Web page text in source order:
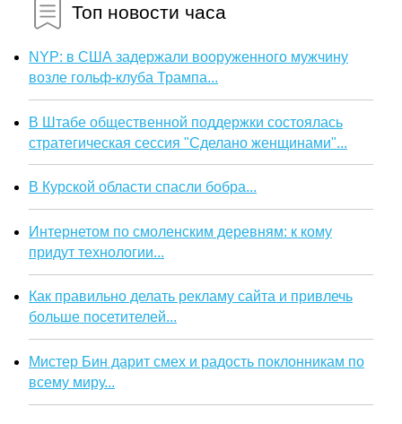
Топ новости часа
NYP: в США задержали вооруженного мужчину
возле гольф-клуба Трампа...
В Штабе общественной поддержки состоялась
стратегическая сессия "Сделано женщинами"...
В Курской области спасли бобра...
Интернетом по смоленским деревням: к кому
придут технологии...
Как правильно делать рекламу сайта и привлечь
больше посетителей...
Мистер Бин дарит смех и радость поклонникам по
всему миру...